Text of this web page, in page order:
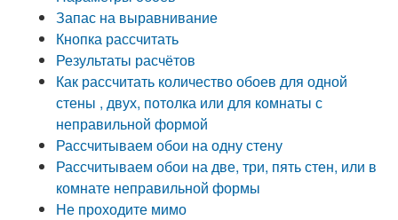
Запас на выравнивание
Кнопка рассчитать
Результаты расчётов
Как рассчитать количество обоев для одной
стены , двух, потолка или для комнаты с
неправильной формой
Рассчитываем обои на одну стену
Рассчитываем обои на две, три, пять стен, или в
комнате неправильной формы
Не проходите мимо